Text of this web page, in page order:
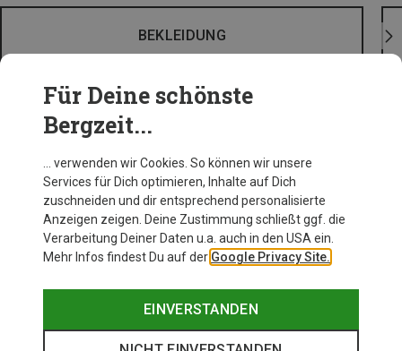
BEKLEIDUNG
Für Deine schönste
Bergzeit...
… verwenden wir Cookies. So können wir unsere
Services für Dich optimieren, Inhalte auf Dich
zuschneiden und dir entsprechend personalisierte
Anzeigen zeigen. Deine Zustimmung schließt ggf. die
Verarbeitung Deiner Daten u.a. auch in den USA ein.
Mehr Infos findest Du auf der Google Privacy Site.
EINVERSTANDEN